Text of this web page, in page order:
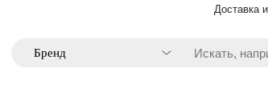
Доставка
Искать,